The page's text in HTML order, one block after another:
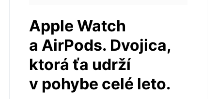
Apple Watch
a AirPods. Dvojica,
ktorá ťa udrží
v pohybe celé leto.